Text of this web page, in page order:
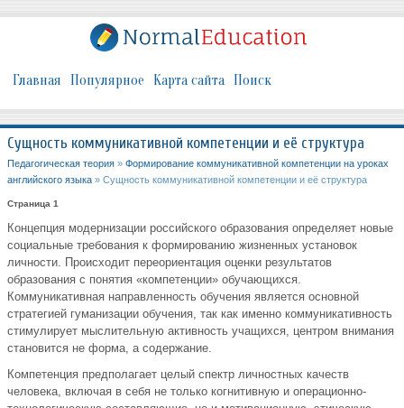
Главная Популярное Карта сайта Поиск
Сущность коммуникативной компетенции и её структура
Педагогическая теория » Формирование коммуникативной компетенции на уроках
английского языка » Сущность коммуникативной компетенции и её структура
Страница 1
Концепция модернизации российского образования определяет новые
социальные требования к формированию жизненных установок
личности. Происходит переориентация оценки результатов
образования с понятия «компетенции» обучающихся.
Коммуникативная направленность обучения является основной
стратегией гуманизации обучения, так как именно коммуникативность
стимулирует мыслительную активность учащихся, центром внимания
становится не форма, а содержание.
Компетенция предполагает целый спектр личностных качеств
человека, включая в себя не только когнитивную и операционно-